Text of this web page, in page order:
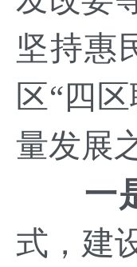
坚持惠
区“四
量发展
一
式，建